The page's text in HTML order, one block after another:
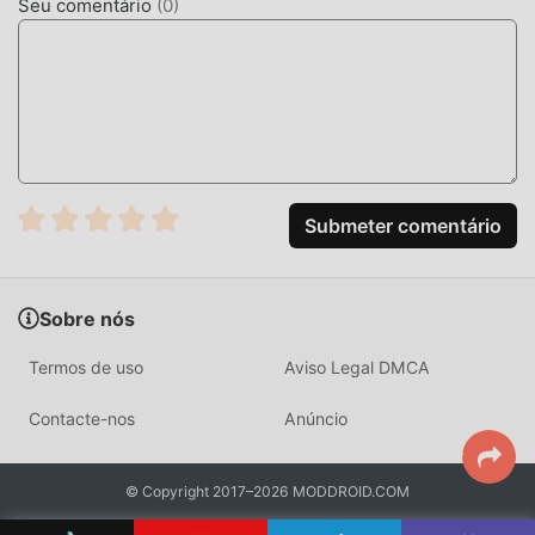
Seu comentário (0)
Submeter comentário
Sobre nós
Termos de uso Aviso Legal DMCA
Contacte-nos Anúncio
© Copyright 2017–2026 MODDROID.COM